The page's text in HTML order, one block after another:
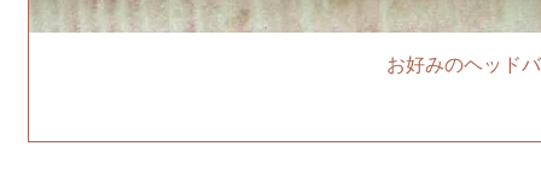
お好みのヘッド